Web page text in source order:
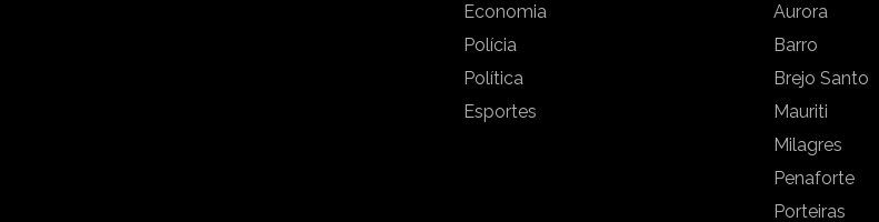
Economia
Polícia
Política
Esportes
Aurora
Barro
Brejo Santo
Mauriti
Milagres
Penaforte
Porteiras